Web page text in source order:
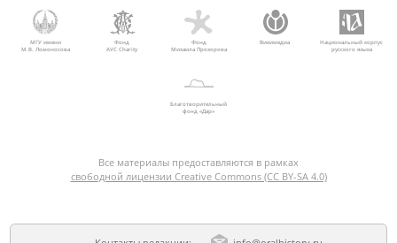
МГУ имени
М.В. Ломоносова
Фонд
AVC Charity
Фонд
Михаила Прохорова
Викимедиа
Национальный корпус
русского языка
Благотворительный
фонд «Дар»
Все материалы предоставляются в рамках
свободной лицензии Creative Commons (CC BY-SA 4.0)